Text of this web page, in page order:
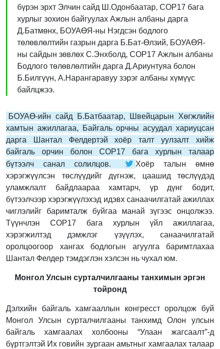
бүрэн эрхт Элчин сайд Ш.Одонбаатар, СОР17 бага
хурлыг зохион байгуулах Ажлын албаны дарга
Д.Батмөнх, БОУАӨЯ-ны Нэгдсэн бодлого
төлөвлөлтийн газрын дарга Б.Бат-Өлзий, БОУАӨЯ-
ны сайдын зөвлөх С.Энхболд, СОР17 Ажлын албаны
Бодлого төлөвлөлтийн дарга Д.Ариунтуяа болон
Б.Билгүүн, А.Нарангаравуу зэрэг албаны хүмүүс
байлцжээ.
БОУАӨ-ийн сайд Б.Батбаатар, Швейцарын Хөгжлийн
хамтын ажиллагаа, Байгаль орчны асуудал хариуцсан
дарга Шантал Фелдертэй хоёр талт уулзалт хийж
байгаль орчин болон СОР17 бага хурлын талаар
бүтээлч санал солилцов.
Хоёр талын өмнө
хэрэгжүүлсэн төслүүдийг дүгнэж, цаашид төслүүдэд
уламжлалт байдлаараа хамтарч, үр дүнг бодит,
бүтээлчээр хэрэгжүүлэхэд идэвх санаачилгатай ажиллах
чиглэлийг баримталж буйгаа манай зүгээс онцолжээ.
Түүнчлэн СОP17 бага хурлын үйл ажиллагаа,
хэрэгжилтэд дэмжлэг үзүүлэх, санаачилгатай
оролцоогоор хангах бодлогын агуулга баримтлахаа
Шантал Фелдер тэмдэглэн хэлсэн нь чухал юм.
Монгол Улсын сурталчилгааны танхимын эргэн
тойронд
Дэлхийн байгаль хамгааллын конгресст оролцож буй
Монгол Улсын сурталчилгааны танхимд Олон улсын
байгаль хамгаалах холбооны “Улаан жагсаалт”-д
бүртгэлтэй Их говийн зургаан амьтныг хамгаалах талаар